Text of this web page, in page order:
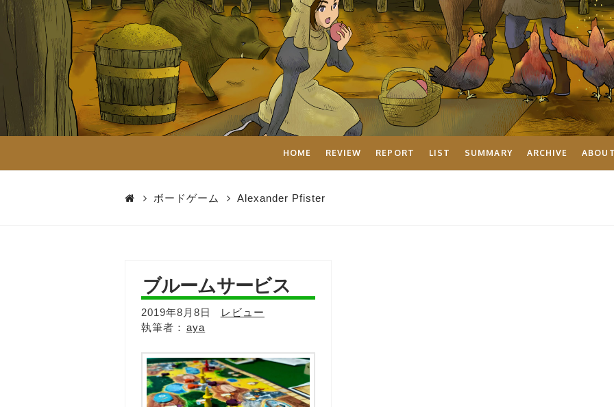
目
ダ
イ
ス
HOME REVIEW REPORT LIST SUMMARY ARCHIVE
ボードゲーム Alexander Pfister
ブルームサービス
2019年8月8日
レビュー
aya